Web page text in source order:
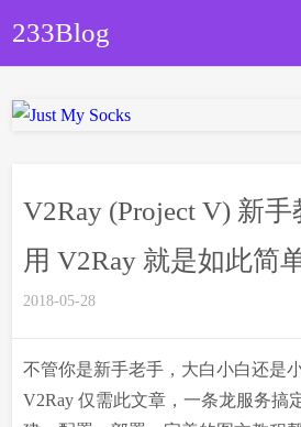
233Blog
文章归档
V2Ray (Project V) 新
用 V2Ray 就是如此简
2018-05-28
不管你是新手老手，大白小白还是
V2Ray 仅需此文章，一条龙服务搞